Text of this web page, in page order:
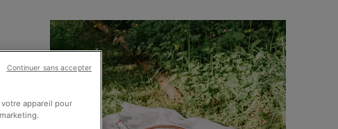
appareil pour
Continuer sans accepter